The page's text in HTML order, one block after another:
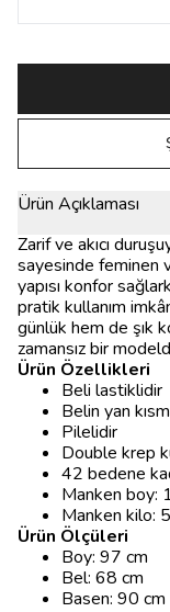
Ürün Açıklaması
Zarif ve akıcı
sayesinde feminen
yapısı konfor
pratik kullanım
günlük hem de şık
zamansız bir
Ürün Özellikleri
Beli lastiklidir
Belin yan
Pilelidir
Double krep
42 bedene
Manken boy:
Manken kilo:
Ürün Ölçüleri
Boy: 97 cm
Bel: 68 cm
Basen: 90 cm